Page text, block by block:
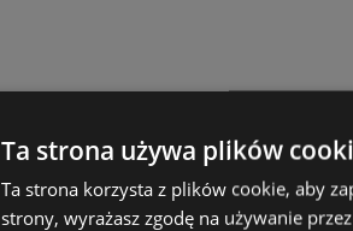
Ta strona używa plików
Ta strona korzysta z plików cookie, aby
strony, wyrażasz zgodę na używanie